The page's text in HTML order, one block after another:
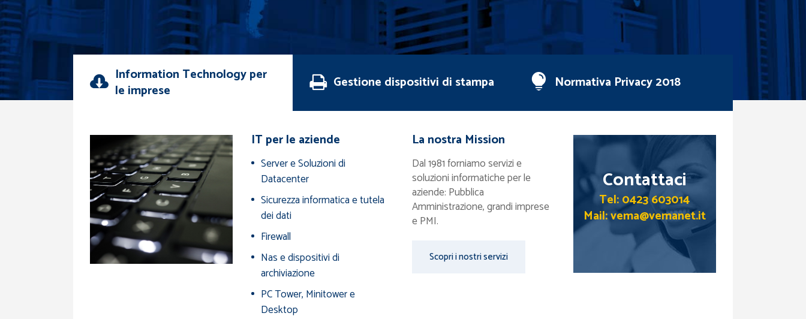
Information Technology per
le imprese
Gestione dispositivi di stampa Normativa Privacy 2018
IT per le aziende
Server e Soluzioni di
Datacenter
Sicurezza informatica e tutela
dei dati
Firewall
Nas e dispositivi di
archiviazione
PC Tower, Minitower e
Desktop
La nostra Mission
Dal 1981 forniamo servizi e
soluzioni informatiche per le
aziende: Pubblica
Amministrazione, grandi imprese
e PMI.
Scopri i nostri servizi
Contattaci
Tel: 0423 603014
Mail: vema@vemanet.it